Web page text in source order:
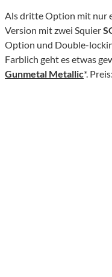
Als dritte Option mit nur
Version mit zwei Squier
Option und Double-
Farblich geht es etwas
Gunmetal Metallic*. Preis: